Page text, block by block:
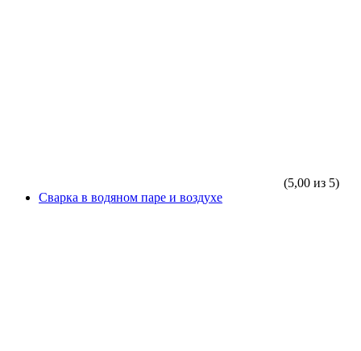
(5,00 из 5)
Сварка в водяном паре и воздухе